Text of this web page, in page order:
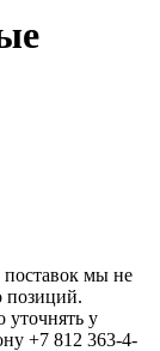
поставок мы не
позиций.
уточнять у
+7 812 363-4-